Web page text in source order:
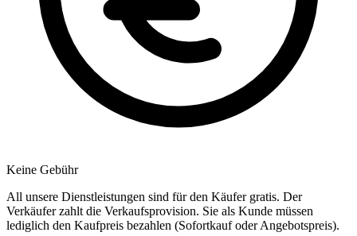
Keine Gebühr
All unsere Dienstleistungen sind für den Käufer gratis. Der
Verkäufer zahlt die Verkaufsprovision. Sie als Kunde müssen
lediglich den Kaufpreis bezahlen (Sofortkauf oder Angebotspreis).